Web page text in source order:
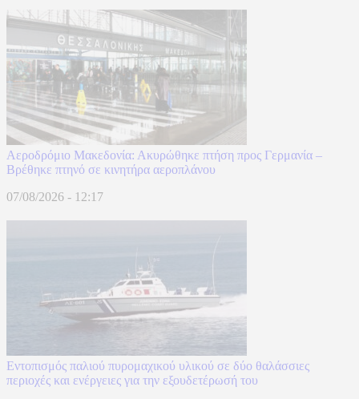
Αεροδρόμιο Μακεδονία: Ακυρώθηκε πτήση προς Γερμανία –
Βρέθηκε πτηνό σε κινητήρα αεροπλάνου
07/08/2026 - 12:17
Εντοπισμός παλιού πυρομαχικού υλικού σε δύο θαλάσσιες
περιοχές και ενέργειες για την εξουδετέρωσή του